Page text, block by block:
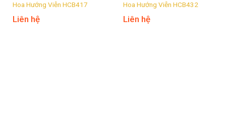
Hoa Hướng Viễn HCB417
Liên hệ
Hoa Hướng Viễn HCB432
Liên hệ